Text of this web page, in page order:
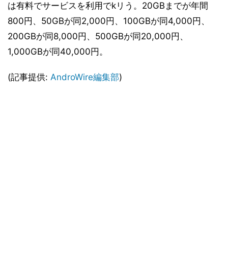
は有料でサービスを利用でkリう。20GBまでが年間
800円、50GBが同2,000円、100GBが同4,000円、
200GBが同8,000円、500GBが同20,000円、
1,000GBが同40,000円。
(記事提供: AndroWire編集部)